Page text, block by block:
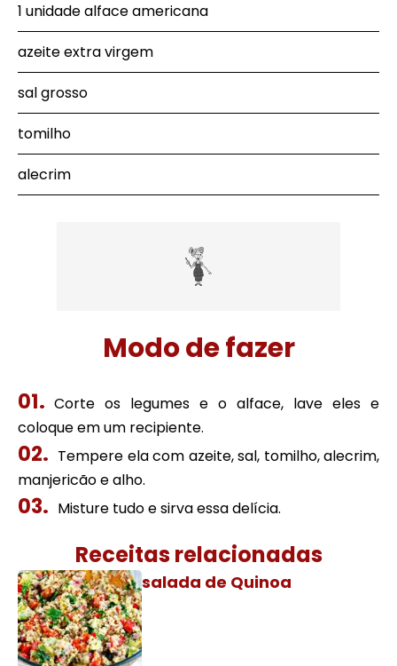
1 unidade alface americana
azeite extra virgem
sal grosso
tomilho
alecrim
Modo de fazer
Corte os legumes e o alface, lave eles e
coloque em um recipiente.
Tempere ela com azeite, sal, tomilho, alecrim,
manjericão e alho.
Misture tudo e sirva essa delícia.
Receitas relacionadas
salada de Quinoa